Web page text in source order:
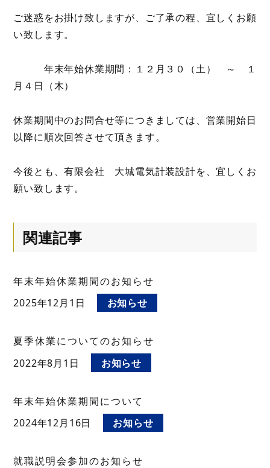
ご迷惑をお掛け致しますが、ご了承の程、宜しくお願
い致します。
年末年始休業期間：１２月３０（土） ～ １
月４日（木）
休業期間中のお問合せ等につきましては、営業開始日
以降に順次回答させて頂きます。
今後とも、有限会社 大城電気計装設計を、宜しくお
願い致します。
関連記事
年末年始休業期間のお知らせ
2025年12月1日
お知らせ
夏季休業についてのお知らせ
2022年8月1日
お知らせ
年末年始休業期間について
2024年12月16日
お知らせ
就職説明会参加のお知らせ